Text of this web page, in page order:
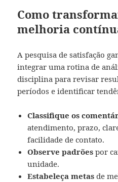
Como
melhoria
A pesquisa de satisfação
integrar uma rotina de
disciplina para revisar
períodos e identificar
Classifique os
atendimento, prazo,
facilidade de contato.
Observe padrões por
unidade.
Estabeleça metas de